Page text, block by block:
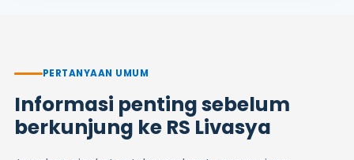
PERTANYAAN UMUM
Informasi penting sebelum
berkunjung ke RS Livasya